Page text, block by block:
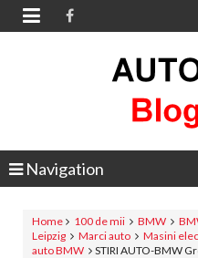

Navigation
Home 100 de mii BMW
Leipzig
Marci auto Masini
auto BMW
STIRI AUTO-BMW